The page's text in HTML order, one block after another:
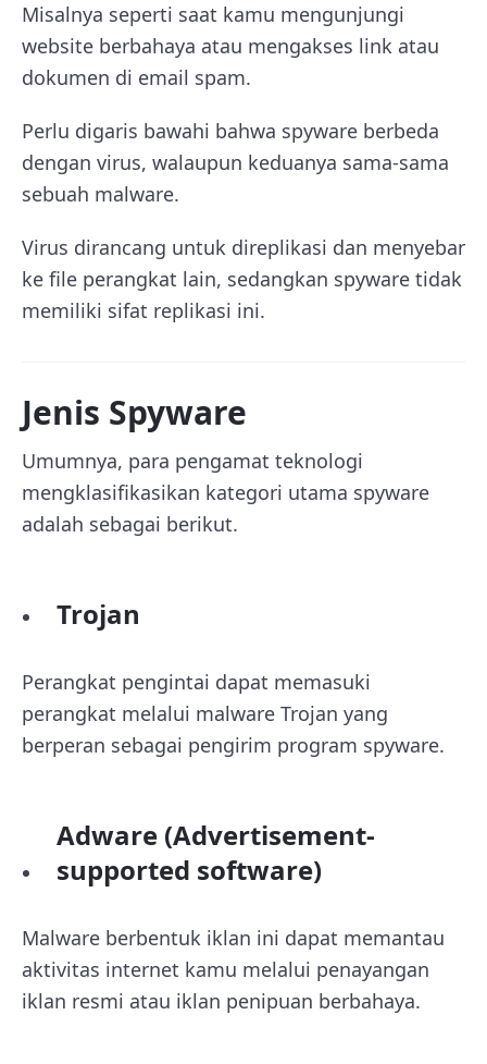
Misalnya seperti saat kamu mengunjungi
website berbahaya atau mengakses link atau
dokumen di email spam.
Perlu digaris bawahi bahwa spyware berbeda
dengan virus, walaupun keduanya sama-sama
sebuah malware.
Virus dirancang untuk direplikasi dan menyebar
ke file perangkat lain, sedangkan spyware tidak
memiliki sifat replikasi ini.
Jenis Spyware
Umumnya, para pengamat teknologi
mengklasifikasikan kategori utama spyware
adalah sebagai berikut.
Trojan
Perangkat pengintai dapat memasuki
perangkat melalui malware Trojan yang
berperan sebagai pengirim program spyware.
Adware (Advertisement-
supported software)
Malware berbentuk iklan ini dapat memantau
aktivitas internet kamu melalui penayangan
iklan resmi atau iklan penipuan berbahaya.